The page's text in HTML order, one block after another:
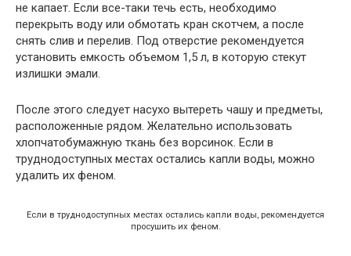
не капает. Если все-таки течь есть, необходимо
перекрыть воду или обмотать кран скотчем, а после
снять слив и перелив. Под отверстие рекомендуется
установить емкость объемом 1,5 л, в которую стекут
излишки эмали.
После этого следует насухо вытереть чашу и предметы,
расположенные рядом. Желательно использовать
хлопчатобумажную ткань без ворсинок. Если в
труднодоступных местах остались капли воды, можно
удалить их феном.
Если в труднодоступных местах остались капли воды, рекомендуется
просушить их феном.